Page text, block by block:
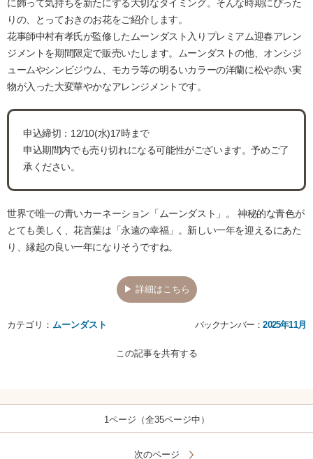
に飾って気持ちを新たにする大切なタイミング。そんな時期にぴった
りの、とっておきのお花をご紹介します。
花事師中村有孝氏が監修したムーンダスト入りプレミアム迎春アレン
ジメントを期間限定で販売いたします。ムーンダストの他、オンシジ
ュームやシンビジウム、モカラ等の明るいカラーの洋蘭に松や赤い実
物が入った大変華やかなアレンジメントです。
申込締切：12/10(水)17時まで
申込期間内でも売り切れになる可能性がございます。予めご了
承ください。
世界で唯一の青いカーネーション「ムーンダスト」。 神秘的な青色が
とても美しく、花言葉は「永遠の幸福」。新しい一年を迎えるにあた
り、縁起の良い一年になりそうですね。
▶ 詳細はこちら
カテゴリ： ムーンダスト バックナンバー：2025年11月
この記事を共有する
1ページ（全35ページ中）
次のページ